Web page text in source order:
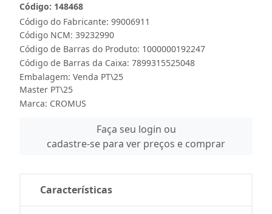
Código do Fabricante: 99006911
Código: 148468
Código NCM: 39232990
Código de Barras do Produto: 1000000192247
Código de Barras da Caixa: 7899315525048
Embalagem: Venda PT\25
Master PT\25
Marca: CROMUS
Faça seu login ou
cadastre-se para ver preços e comprar
Características